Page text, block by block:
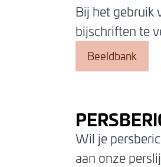
Bij het gebruik
bijschriften te
Beeldbank
Wil je
aan onze